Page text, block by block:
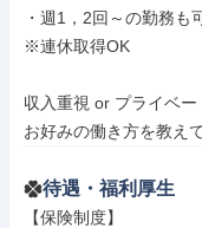
・週1，2回～の勤務も
※連休取得OK
収入重視 or プライベ
お好みの働き方を教え
待遇・福利厚生
【保険制度】